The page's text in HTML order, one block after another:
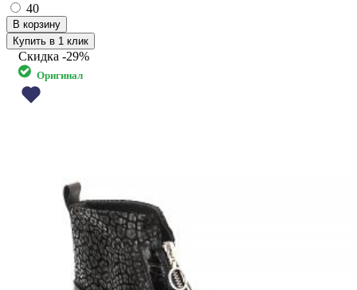
40
Купить в 1 клик
Скидка -29%
Оригинал